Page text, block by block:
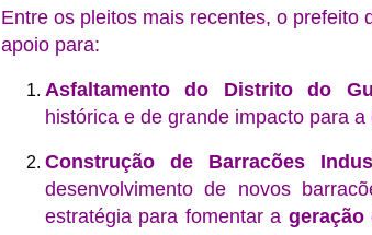
Entre os pleitos mais recentes, o prefeito
apoio para:
Asfaltamento do Distrito do
histórica e de grande impacto para
Construção de Barracões
desenvolvimento de novos
estratégia para fomentar a geração